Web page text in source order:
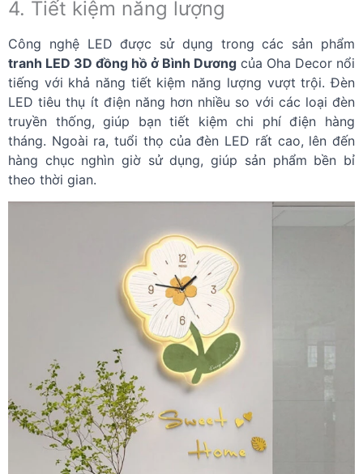
4. Tiết kiệm năng lượng
Công nghệ LED được sử dụng trong các sản phẩm
tranh LED 3D đồng hồ ở Bình Dương của Oha Decor nổi
tiếng với khả năng tiết kiệm năng lượng vượt trội. Đèn
LED tiêu thụ ít điện năng hơn nhiều so với các loại đèn
truyền thống, giúp bạn tiết kiệm chi phí điện hàng
tháng. Ngoài ra, tuổi thọ của đèn LED rất cao, lên đến
hàng chục nghìn giờ sử dụng, giúp sản phẩm bền bỉ
theo thời gian.